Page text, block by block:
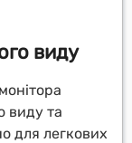
виду
виду та
для легкових